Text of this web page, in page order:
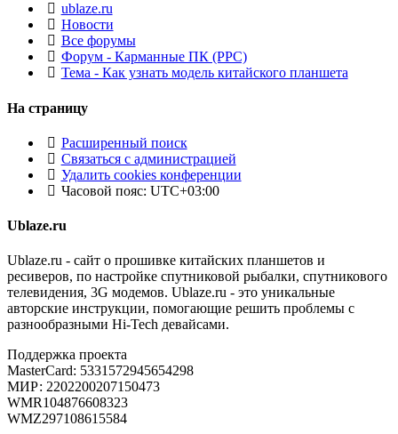
ublaze.ru
Новости
Все форумы
Форум - Карманные ПК (PPC)
Тема - Как узнать модель китайского планшета
На страницу
Расширенный поиск
Связаться с администрацией
Удалить cookies конференции
Часовой пояс: UTC+03:00
Ublaze.ru
Ublaze.ru - сайт о прошивке китайских планшетов и
ресиверов, по настройке спутниковой рыбалки, спутникового
телевидения, 3G модемов. Ublaze.ru - это уникальные
авторские инструкции, помогающие решить проблемы с
разнообразными Hi-Tech девайсами.
Поддержка проекта
MasterCard: 5331572945654298
МИР: 2202200207150473
WMR104876608323
WMZ297108615584